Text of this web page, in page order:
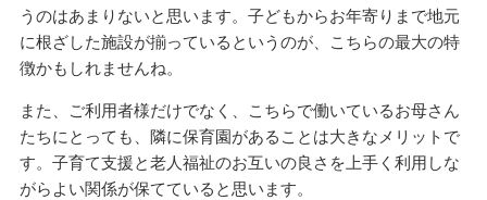
うのはあまりないと思います。子どもからお年寄りまで地元
に根ざした施設が揃っているというのが、こちらの最大の特
徴かもしれませんね。
また、ご利用者様だけでなく、こちらで働いているお母さん
たちにとっても、隣に保育園があることは大きなメリットで
す。子育て支援と老人福祉のお互いの良さを上手く利用しな
がらよい関係が保てていると思います。